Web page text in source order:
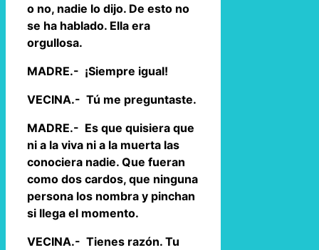
o no, nadie lo dijo. De esto no
se ha hablado. Ella era
orgullosa.
MADRE.- ¡Siempre igual!
VECINA.- Tú me preguntaste.
MADRE.- Es que quisiera que
ni a la viva ni a la muerta las
conociera nadie. Que fueran
como dos cardos, que ninguna
persona los nombra y pinchan
si llega el momento.
VECINA.- Tienes razón. Tu